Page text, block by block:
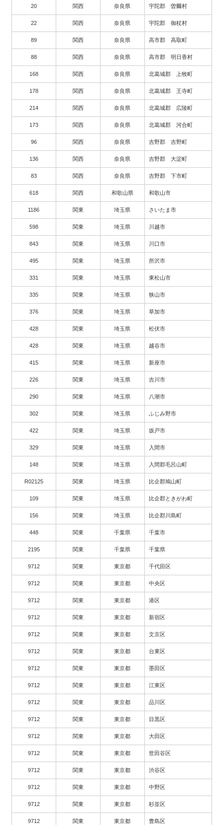
20 関西 奈良県 宇陀郡 曽爾村
22 関西 奈良県 宇陀郡 御杖村
89 関西 奈良県 高市郡 高取町
88 関西 奈良県 高市郡 明日香村
168 関西 奈良県 北葛城郡 上牧町
178 関西 奈良県 北葛城郡 王寺町
214 関西 奈良県 北葛城郡 広陵町
173 関西 奈良県 北葛城郡 河合町
96 関西 奈良県 吉野郡 吉野町
136 関西 奈良県 吉野郡 大淀町
83 関西 奈良県 吉野郡 下市町
618 関西 和歌山県 和歌山市
1186 関東 埼玉県 さいたま市
598 関東 埼玉県 川越市
843 関東 埼玉県 川口市
495 関東 埼玉県 所沢市
331 関東 埼玉県 東松山市
335 関東 埼玉県 狭山市
376 関東 埼玉県 草加市
428 関東 埼玉県 松伏市
428 関東 埼玉県 越谷市
415 関東 埼玉県 新座市
226 関東 埼玉県 吉川市
290 関東 埼玉県 八潮市
302 関東 埼玉県 ふじみ野市
422 関東 埼玉県 坂戸市
329 関東 埼玉県 入間市
148 関東 埼玉県 入間郡毛呂山町
R02125 関東 埼玉県 比企郡鳩山町
109 関東 埼玉県 比企郡ときがわ町
156 関東 埼玉県 比企郡川島町
448 関東 千葉県 千葉市
2195 関東 千葉県 千葉県
9712 関東 東京都 千代田区
9712 関東 東京都 中央区
9712 関東 東京都 港区
9712 関東 東京都 新宿区
9712 関東 東京都 文京区
9712 関東 東京都 台東区
9712 関東 東京都 墨田区
9712 関東 東京都 江東区
9712 関東 東京都 品川区
9712 関東 東京都 目黒区
9712 関東 東京都 大田区
9712 関東 東京都 世田谷区
9712 関東 東京都 渋谷区
9712 関東 東京都 中野区
9712 関東 東京都 杉並区
9712 関東 東京都 豊島区